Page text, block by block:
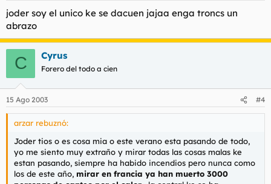
joder soy el unico ke se dacuen jajaa enga troncs un
abrazo
C Cyrus
Forero del todo a cien
15 Ago 2003 #4
arzar rebuznó:
Joder tios o es cosa mia o este verano esta pasando de todo,
yo me siento muy extraño y mirar todas las cosas malas ke
estan pasando, siempre ha habido incendios pero nunca como
los de este año, mirar en francia ya han muerto 3000